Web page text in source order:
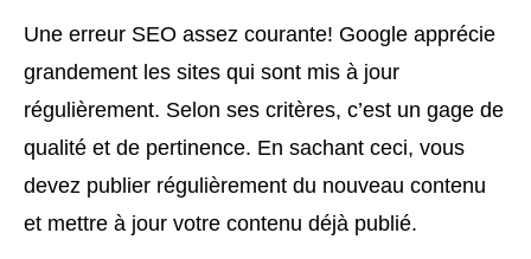
Une erreur SEO assez courante! Google apprécie
grandement les sites qui sont mis à jour
régulièrement. Selon ses critères, c’est un gage de
qualité et de pertinence. En sachant ceci, vous
devez publier régulièrement du nouveau contenu
et mettre à jour votre contenu déjà publié.